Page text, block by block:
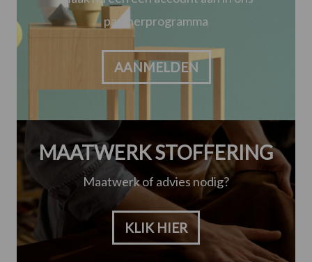
partnerprogramma
AANMELDEN
MAATWERK STOFFERING
Maatwerk of advies nodig?
KLIK HIER